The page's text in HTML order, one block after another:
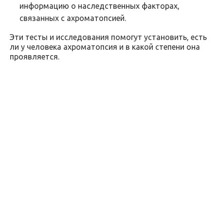
информацию о наследственных факторах,
связанных с ахроматопсией.
Эти тесты и исследования помогут установить, есть
ли у человека ахроматопсия и в какой степени она
проявляется.